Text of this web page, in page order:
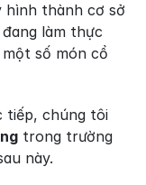
thành cơ sở
làm thực
số món cổ
tiếp, chúng tôi
trong trường
này.